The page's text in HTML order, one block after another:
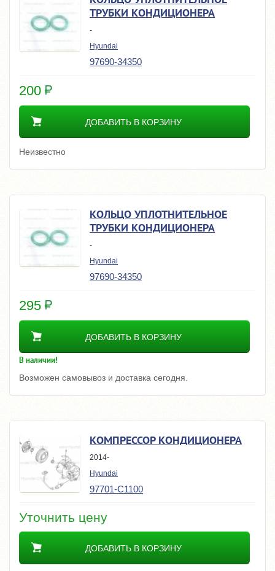
ТРУБКИ КОНДИЦИОНЕРА
-
Hyundai
97690-34350
200
ДОБАВИТЬ В КОРЗИНУ
Неизвестно
КОЛЬЦО УПЛОТНИТЕЛЬНОЕ
ТРУБКИ КОНДИЦИОНЕРА
-
Hyundai
97690-34350
295
ДОБАВИТЬ В КОРЗИНУ
В наличии!
Возможен самовывоз и доставка сегодня.
КОМПРЕССОР КОНДИЦИОНЕРА
2014-
Hyundai
97701-C1100
Уточнить цену
ДОБАВИТЬ В КОРЗИНУ